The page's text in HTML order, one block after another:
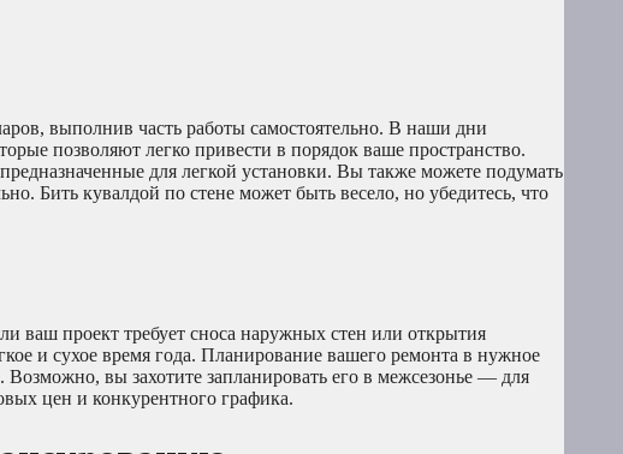
выполнив часть работы самостоятельно. В наши дни
позволяют легко привести в порядок ваше пространство.
для легкой установки. Вы также можете подумать
Бить кувалдой по стене может быть весело, но убедитесь, что
ваш проект требует сноса наружных стен или открытия
и сухое время года. Планирование вашего ремонта в нужное
вы захотите запланировать его в межсезонье — для
цен и конкурентного графика.